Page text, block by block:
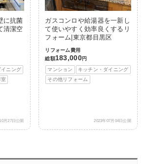
に抗菌
清潔空
ニング
室
月27日公開
ガスコンロや給湯器を一新し
て使いやすく効率良くするリ
フォーム|東京都目黒区
リフォーム費用
総額183,000円
マンション
キッチン・ダイニング
その他リフォーム
2023年07月04日公開